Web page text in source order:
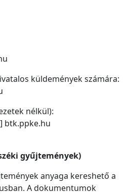
küldemények számára:
nélkül):
btk.ppke.hu
gyűjtemények)
anyaga kereshető a
A dokumentumok